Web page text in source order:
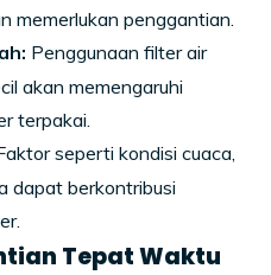
memerlukan penggantian.
Penggunaan filter air
akan memengaruhi
terpakai.
seperti kondisi cuaca,
dapat berkontribusi
Tepat Waktu